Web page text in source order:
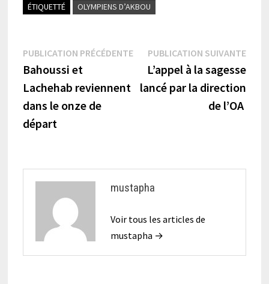
ÉTIQUETTÉ OLYMPIENS D’AKBOU
Navigation
de
l’article
PUBLICATION PRÉCÉDENTEPublication
précédente :
Bahoussi et
Lachehab reviennent
dans le onze de
départ
PUBLICATION SUIVANTE
L’appel à la sagesse
lancé par la direction
de l’OA
mustapha
Voir tous les articles de
mustapha →